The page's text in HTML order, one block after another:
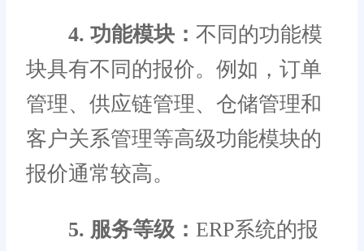
4. 功能模块： 不同的功能模
块具有不同的报价。例如，订单
管理、供应链管理、仓储管理和
客户关系管理等高级功能模块的
报价通常较高。
5. 服务等级： ERP系统的报